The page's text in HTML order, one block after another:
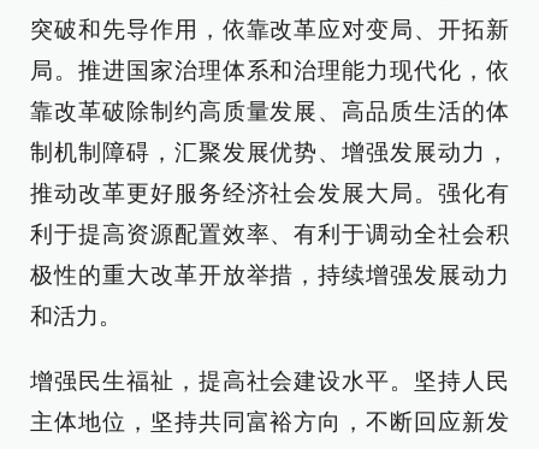
突破和先导作用，依靠改革应对变局、开拓新
局。推进国家治理体系和治理能力现代化，依
靠改革破除制约高质量发展、高品质生活的体
制机制障碍，汇聚发展优势、增强发展动力，
推动改革更好服务经济社会发展大局。强化有
利于提高资源配置效率、有利于调动全社会积
极性的重大改革开放举措，持续增强发展动力
和活力。
增强民生福祉，提高社会建设水平。坚持人民
主体地位，坚持共同富裕方向，不断回应新发